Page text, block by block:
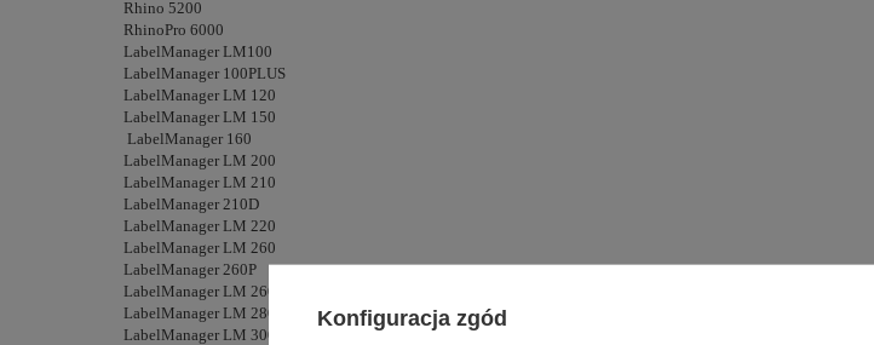
Rhino 5200
RhinoPro 6000
LabelManager LM100
LabelManager 100PLUS
LabelManager LM 120
LabelManager LM 150
LabelManager 160
LabelManager LM 200
LabelManager LM 210
LabelManager 210D
LabelManager LM 220
LabelManager LM 260
LabelManager 260P
LabelManager LM 260D
LabelManager LM 280
LabelManager LM 300
Konfiguracja zgód